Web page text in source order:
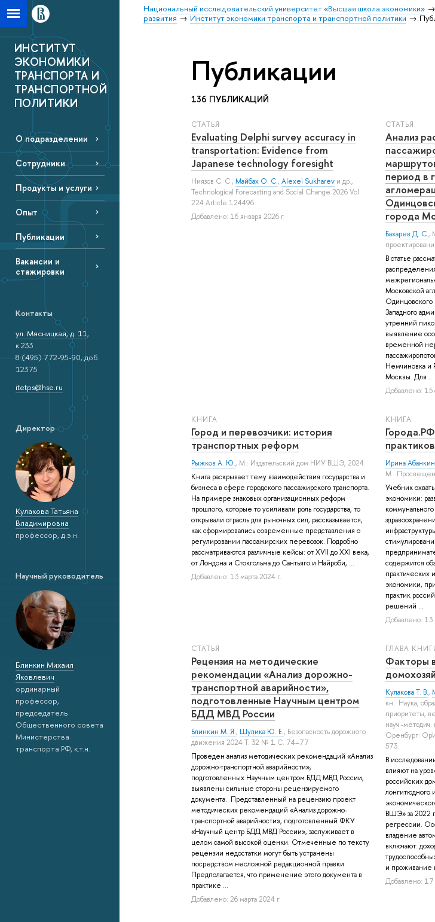
Национальный исследовательский университет «Высшая школа экономики»
развития
Институт экономики транспорта и транспортной политики
ИНСТИТУТ
ЭКОНОМИКИ
ТРАНСПОРТА И
ТРАНСПОРТНОЙ
ПОЛИТИКИ
О подразделении
Сотрудники
Продукты и услуги
Опыт
Публикации
Вакансии и
стажировки
Контакты
ул. Мясницкая, д. 11,
к.233
8 (495) 772-95-90, доб.
12375
itetps@hse.ru
Директор
Кулакова Татьяна
Владимировна
профессор, д.э.н.
Научный руководитель
Блинкин Михаил
Яковлевич
ординарный
профессор,
председатель
Общественного совета
Министерства
транспорта РФ, к.т.н.
Публикации
136 ПУБЛИКАЦИЙ
СТАТЬЯ
Evaluating Delphi survey accuracy in
transportation: Evidence from
Japanese technology foresight
Ниязов С. С., Майбах О. С., Alexei Sukharevи др.,
Technological Forecasting and Social Change 2026 Vol.
224 Article 124496
Добавлено: 16 января 2026 г.
СТАТЬЯ
Анализ
период в
города
Бахарев Д. С.,
В статье
Московской
Одинцовского
Западного
утренний
выявление
временной
Немчиновка и
Москвы. Для ...
Добавлено: 15
КНИГА
Город и перевозчики: история
транспортных реформ
Рыжков А. Ю., М.: Издательский дом НИУ ВШЭ, 2024.
Книга раскрывает тему взаимодействия государства и
бизнеса в сфере городского пассажирского транспорта.
На примере знаковых организационных реформ
прошлого, которые то усиливали роль государства, то
открывали отрасль для рыночных сил, рассказывается,
как сформировались современные представления о
регулировании пассажирских перевозок. Подробно
рассматриваются различные кейсы: от XVII до XXI века,
от Лондона и Стокгольма до Сантьяго и Найроби, ...
Добавлено: 13 марта 2024 г.
КНИГА
практиков
Ирина
М.:
Учебник
экономики:
содержится
практических
экономики,
практик
решений ...
Добавлено: 13
СТАТЬЯ
Рецензия на методические
рекомендации «Анализ дорожно-
транспортной аварийности»,
подготовленные Научным центром
БДД МВД России
Блинкин М. Я., Шулика Ю. Е., Безопасность дорожного
движения 2024 Т. 32 № 1 С. 74–77
Проведен анализ методических рекомендаций «Анализ
дорожно-транспортной аварийности»,
подготовленных Научным центром БДД МВД России,
выявлены сильные стороны рецензируемого
документа. Представленный на рецензию проект
методических рекомендаций «Анализ дорожно-
транспортной аварийности», подготовленный ФКУ
«Научный центр БДД МВД России», заслуживает в
целом самой высокой оценки. Отмеченные по тексту
рецензии недостатки могут быть устранены
посредством несложной редакционной правки.
Предполагается, что применение этого документа в
практике ...
Добавлено: 26 марта 2024 г.
ГЛАВА
Факторы
Кулакова Т. В.,
кн.: Наука,
приоритеты,
науч.-
Оренбург:
573.
В
влияют на
российских
лонгитюдного
ВШЭ» за 2022
регрессии.
владение
включают:
и проживание
Добавлено: 17